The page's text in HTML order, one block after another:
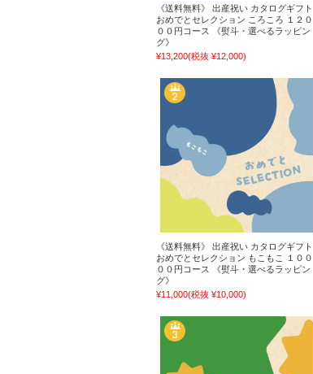
《送料無料》 出産祝い カタログギフト
おめでとセレクション ころころ １２０
００円コース 《熨斗・選べるラッピン
グ》
¥13,200(税抜 ¥12,000)
《送料無料》 出産祝い カタログギフト
おめでとセレクション もこもこ １００
００円コース 《熨斗・選べるラッピン
グ》
¥11,000(税抜 ¥10,000)